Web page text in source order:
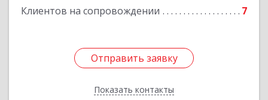
Клиентов на сопровождении 7
Отправить заявку
Показать контакты
Отправить заявку
Назад